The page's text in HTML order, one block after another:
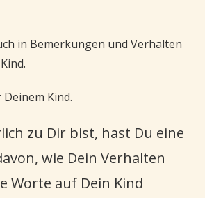
in Bemerkungen und Verhalten
Kind.
zu Dir bist, hast Du eine
wie Dein Verhalten
Worte auf Dein Kind